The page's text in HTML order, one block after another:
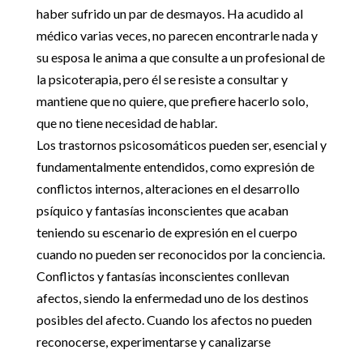
haber sufrido un par de desmayos. Ha acudido al
médico varias veces, no parecen encontrarle nada y
su esposa le anima a que consulte a un profesional de
la psicoterapia, pero él se resiste a consultar y
mantiene que no quiere, que prefiere hacerlo solo,
que no tiene necesidad de hablar.
Los trastornos psicosomáticos pueden ser, esencial y
fundamentalmente entendidos, como expresión de
conflictos internos, alteraciones en el desarrollo
psíquico y fantasías inconscientes que acaban
teniendo su escenario de expresión en el cuerpo
cuando no pueden ser reconocidos por la conciencia.
Conflictos y fantasías inconscientes conllevan
afectos, siendo la enfermedad uno de los destinos
posibles del afecto. Cuando los afectos no pueden
reconocerse, experimentarse y canalizarse